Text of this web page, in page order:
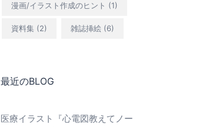
漫画/イラスト作成のヒント (1)
資料集 (2) 雑誌挿絵(6)
最近のBLOG
医療イラスト『心電図教えてノー